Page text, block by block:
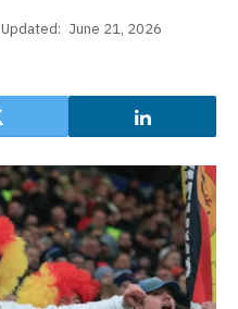
Updated: June 21, 2026